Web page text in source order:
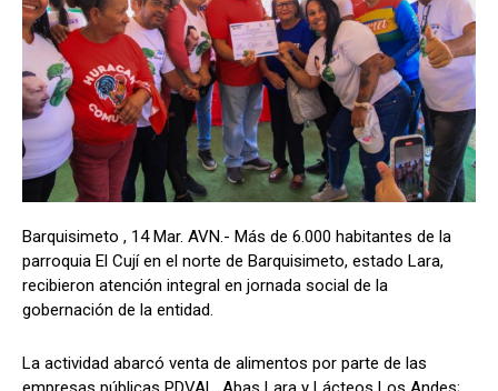
Barquisimeto , 14 Mar. AVN.- Más de 6.000 habitantes de la
parroquia El Cují en el norte de Barquisimeto, estado Lara,
recibieron atención integral en jornada social de la
gobernación de la entidad.
La actividad abarcó venta de alimentos por parte de las